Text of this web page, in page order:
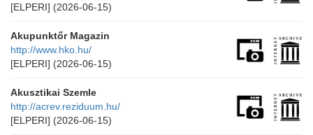
[ELPERI] (2026-06-15)
Akupunktőr Magazin
http://www.hko.hu/
[ELPERI] (2026-06-15)
Akusztikai Szemle
http://acrev.reziduum.hu/
[ELPERI] (2026-06-15)